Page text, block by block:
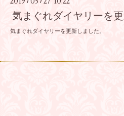
気まぐれダイヤリーを更
気まぐれダイヤリーを更新しました。